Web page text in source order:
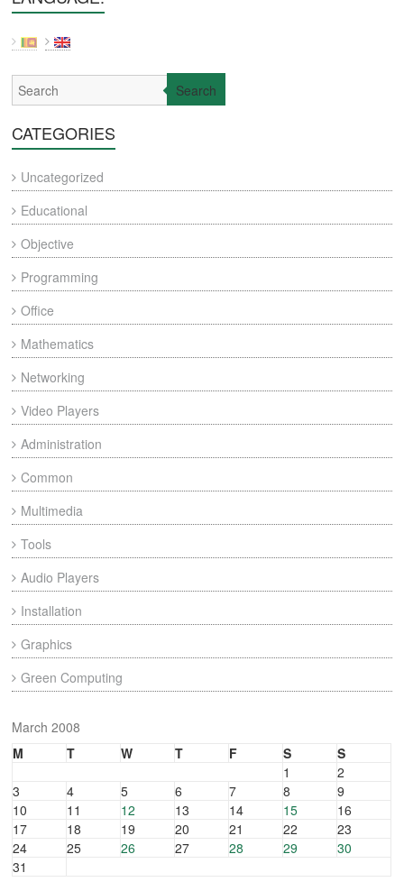
Search
CATEGORIES
Uncategorized
Educational
Objective
Programming
Office
Mathematics
Networking
Video Players
Administration
Common
Multimedia
Tools
Audio Players
Installation
Graphics
Green Computing
March 2008
M
T W T F S
S
1
2
3
4 5 6 7 8
9
10
11 12 13 14 15
16
17
18 19 20 21 22
23
24
25 26 27 28 29
30
31